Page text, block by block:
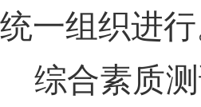
统一组织进
综合素质